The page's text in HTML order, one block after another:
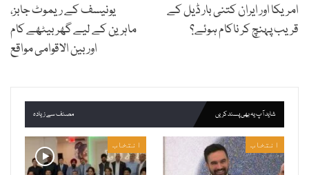
امریکا اور ایران کتنی بار ڈیل کے
قریب پہنچ کر ناکام ہوئے؟
یونیسف کے ریموٹ جابز،
ماہرین کے لیے گھر بیٹھے کام
اور بین الاقوامی مواقع
شاید آپ یہ بھی پسند کریں مصنف سے زیادہ
انتخاب انتخاب